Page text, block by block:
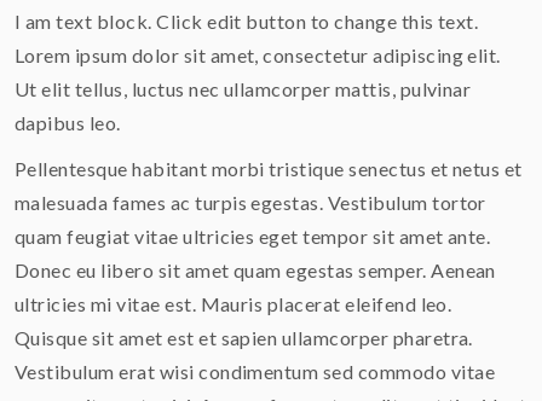
I am text block. Click edit button to change this text.
Lorem ipsum dolor sit amet, consectetur adipiscing elit.
Ut elit tellus, luctus nec ullamcorper mattis, pulvinar
dapibus leo.
Pellentesque habitant morbi tristique senectus et netus et
malesuada fames ac turpis egestas. Vestibulum tortor
quam feugiat vitae ultricies eget tempor sit amet ante.
Donec eu libero sit amet quam egestas semper. Aenean
ultricies mi vitae est. Mauris placerat eleifend leo.
Quisque sit amet est et sapien ullamcorper pharetra.
Vestibulum erat wisi condimentum sed commodo vitae